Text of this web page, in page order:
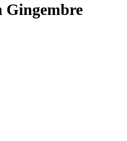
Gingembre